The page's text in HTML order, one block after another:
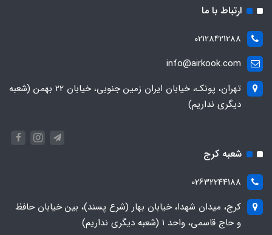
ارتباط با ما
02128421288
info@airkook.com
تهران، پونک، خیابان ایران زمین جنوبی، خیابان 22 بهمن (شعبه
دیگری نداریم)
شعبه کرج
02632244188
کرج، میدان شهدا، خیابان بهار (شرع پسند)، بین خیابان حافظ
و حاج قاسمی، واحد ۱ (شعبه دیگری نداریم)